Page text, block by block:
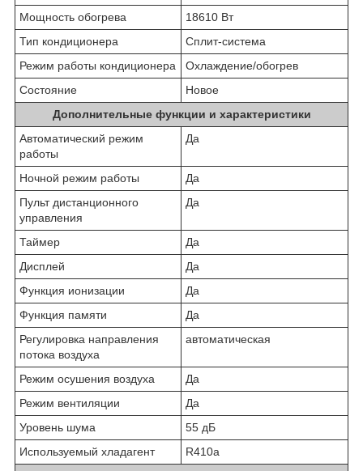
Мощность обогрева
18610 Вт
Тип кондиционера
Сплит-система
Режим работы кондиционера
Охлаждение/обогрев
Состояние
Новое
Дополнительные функции и характеристики
Автоматический режим
работы
Да
Ночной режим работы
Да
Пульт дистанционного
управления
Да
Таймер
Да
Дисплей
Да
Функция ионизации
Да
Функция памяти
Да
Регулировка направления
потока воздуха
автоматическая
Режим осушения воздуха
Да
Режим вентиляции
Да
Уровень шума
55 дБ
Используемый хладагент
R410a